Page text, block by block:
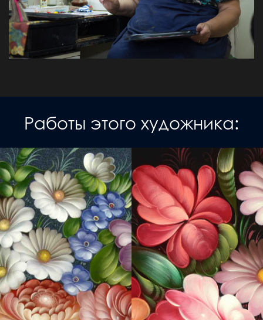
Работы этого художника: